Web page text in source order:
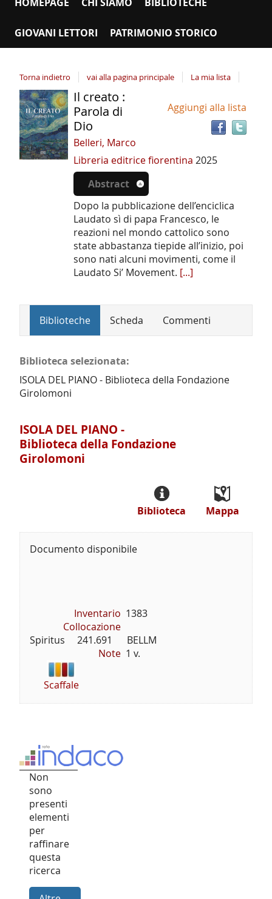
GIOVANI LETTORI PATRIMONIO STORICO
Torna indietro vai alla pagina principale La mia lista
Dettaglio
del
documento
Aggiungi alla lista
Il creato :
Parola di
Dio
Belleri, Marco
Libreria editrice fiorentina 2025
Abstract
Dopo la pubblicazione dell’enciclica
Laudato sì di papa Francesco, le
reazioni nel mondo cattolico sono
state abbastanza tiepide all’inizio, poi
sono nati alcuni movimenti, come il
Laudato Si’ Movement. [...]
Biblioteche Scheda Commenti
Biblioteca selezionata:
ISOLA DEL PIANO - Biblioteca della Fondazione
Girolomoni
ISOLA DEL PIANO -
Biblioteca della Fondazione
Girolomoni
Mappa
Biblioteca
Documento disponibile
Inventario 1383
Collocazione
Spiritus     241.691      BELLM
Note 1 v.
Scaffale
Non
sono
presenti
elementi
per
raffinare
questa
ricerca